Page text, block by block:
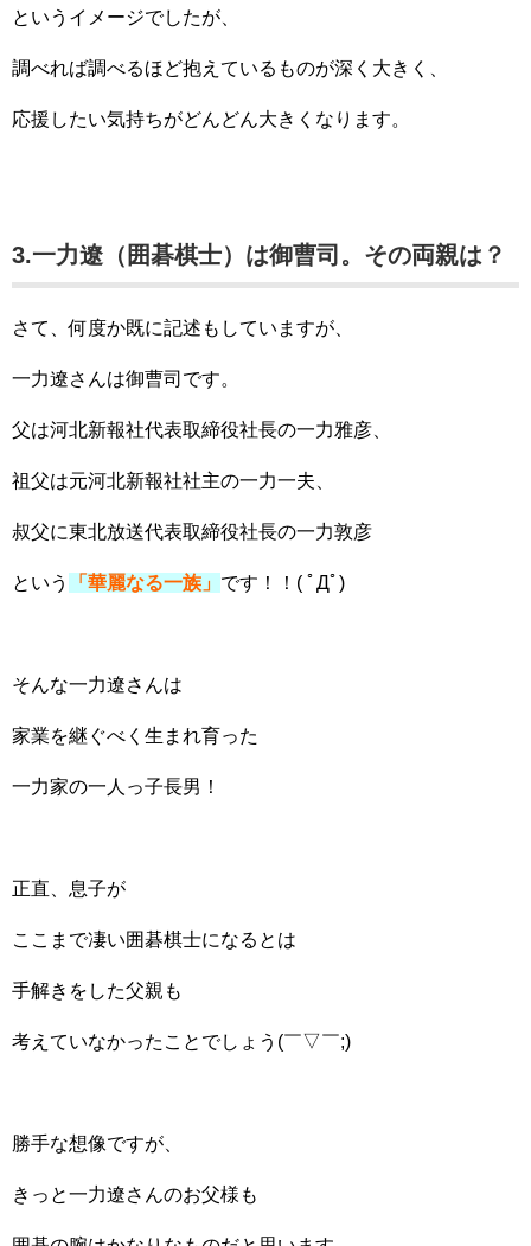
というイメージでしたが、
調べれば調べるほど抱えているものが深く大きく、
応援したい気持ちがどんどん大きくなります。
3.一力遼（囲碁棋士）は御曹司。その両親は？
さて、何度か既に記述もしていますが、
一力遼さんは御曹司です。
父は河北新報社代表取締役社長の一力雅彦、
祖父は元河北新報社社主の一力一夫、
叔父に東北放送代表取締役社長の一力敦彦
という 「華麗なる一族」 です！！( ﾟДﾟ)
そんな一力遼さんは
家業を継ぐべく生まれ育った
一力家の一人っ子長男！
正直、息子が
ここまで凄い囲碁棋士になるとは
手解きをした父親も
考えていなかったことでしょう(￣▽￣;)
勝手な想像ですが、
きっと一力遼さんのお父様も